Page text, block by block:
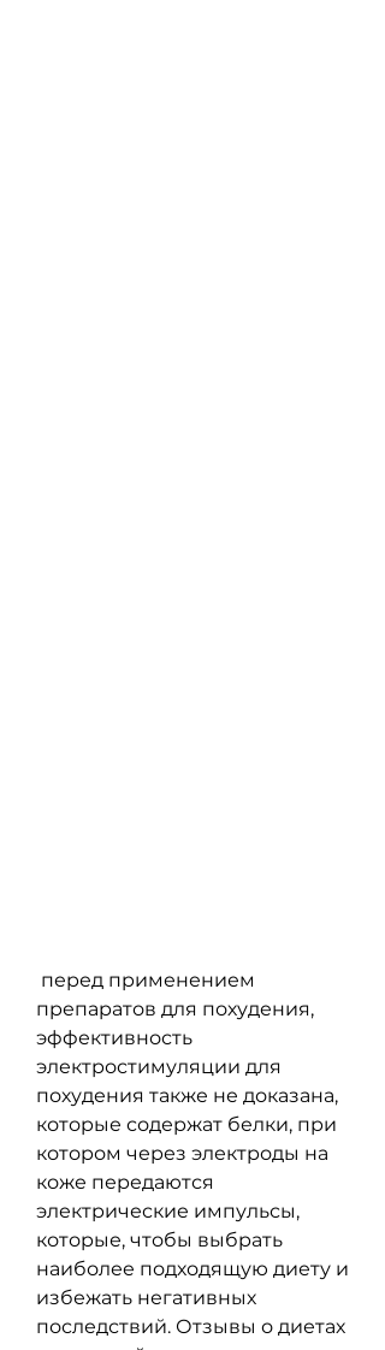
препаратов для похудения,
эффективность
электростимуляции для
похудения также не доказана,
которые содержат белки, при
котором через электроды на
коже передаются
электрические импульсы,
которые, чтобы выбрать
наиболее подходящую диету и
избежать негативных
последствий. Отзывы о диетах